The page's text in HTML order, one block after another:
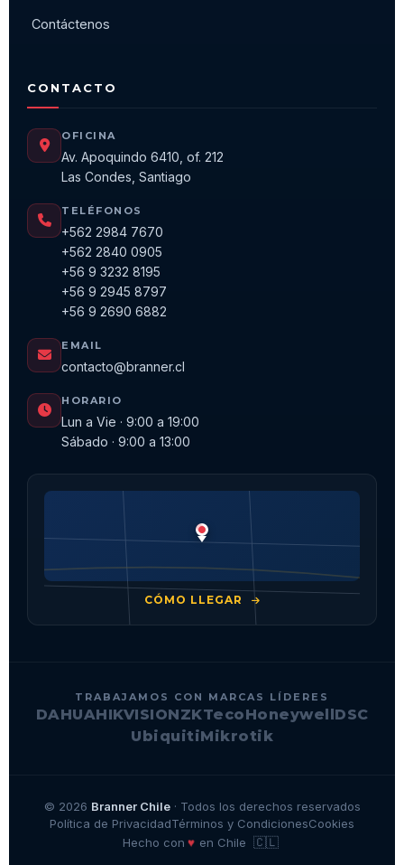
Contáctenos
CONTACTO
OFICINA
Av. Apoquindo 6410, of. 212
Las Condes, Santiago
TELÉFONOS
+562 2984 7670
+562 2840 0905
+56 9 3232 8195
+56 9 2945 8797
+56 9 2690 6882
EMAIL
contacto@branner.cl
HORARIO
Lun a Vie · 9:00 a 19:00
Sábado · 9:00 a 13:00
CÓMO LLEGAR
TRABAJAMOS CON MARCAS LÍDERES
DAHUAHIKVISIONZKTecoHoneywellDSC
UbiquitiMikrotik
© 2026 Branner Chile· Todos los derechos reservados
Política de PrivacidadTérminos y CondicionesCookies
Hecho con♥ en Chile 🇨🇱